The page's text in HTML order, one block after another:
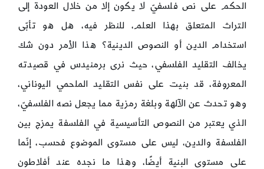
الحكم على نص فلسفيّ لا يكون إلا من خلال العودة إلى
التراث المتعلق بهذا العلم، للنظر فيه، هل هو تأبّى
استخدام الدين أو النصوص الدينية؟ هذا الأمر دون شك
يخالف التقليد الفلسفي، حيث نرى برمنيدس في قصيدته
المعروفة، قد بنيت على نفس التقليد الملحمي اليوناني،
وهو تحدث عن الآلهة وبلغة رمزية مما يجعل نصه الفلسفيّ،
الذي يعتبر من النصوص التأسيسية في الفلسفة يمزج بين
الفلسفة والدين، ليس على مستوى الموضوع فحسب، إنّما
على مستوى البنية أيضًا، وهذا ما نجده عند أفلاطون